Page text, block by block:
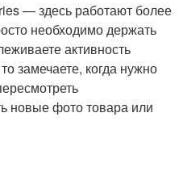
— здесь работают более
необходимо держать
активность
замечаете, когда нужно
новые фото товара или